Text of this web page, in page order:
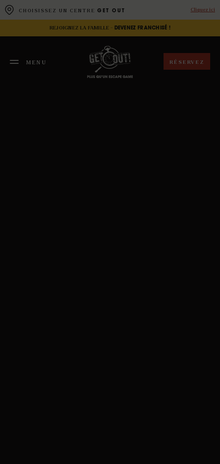
CHOISISSEZ UN CENTRE GET OUT Cliquez ici
REJOIGNEZ LA FAMILLE - DEVENEZ FRANCHISÉ !
MENU
RÉSERVEZ
Panneau de gestion des cookies